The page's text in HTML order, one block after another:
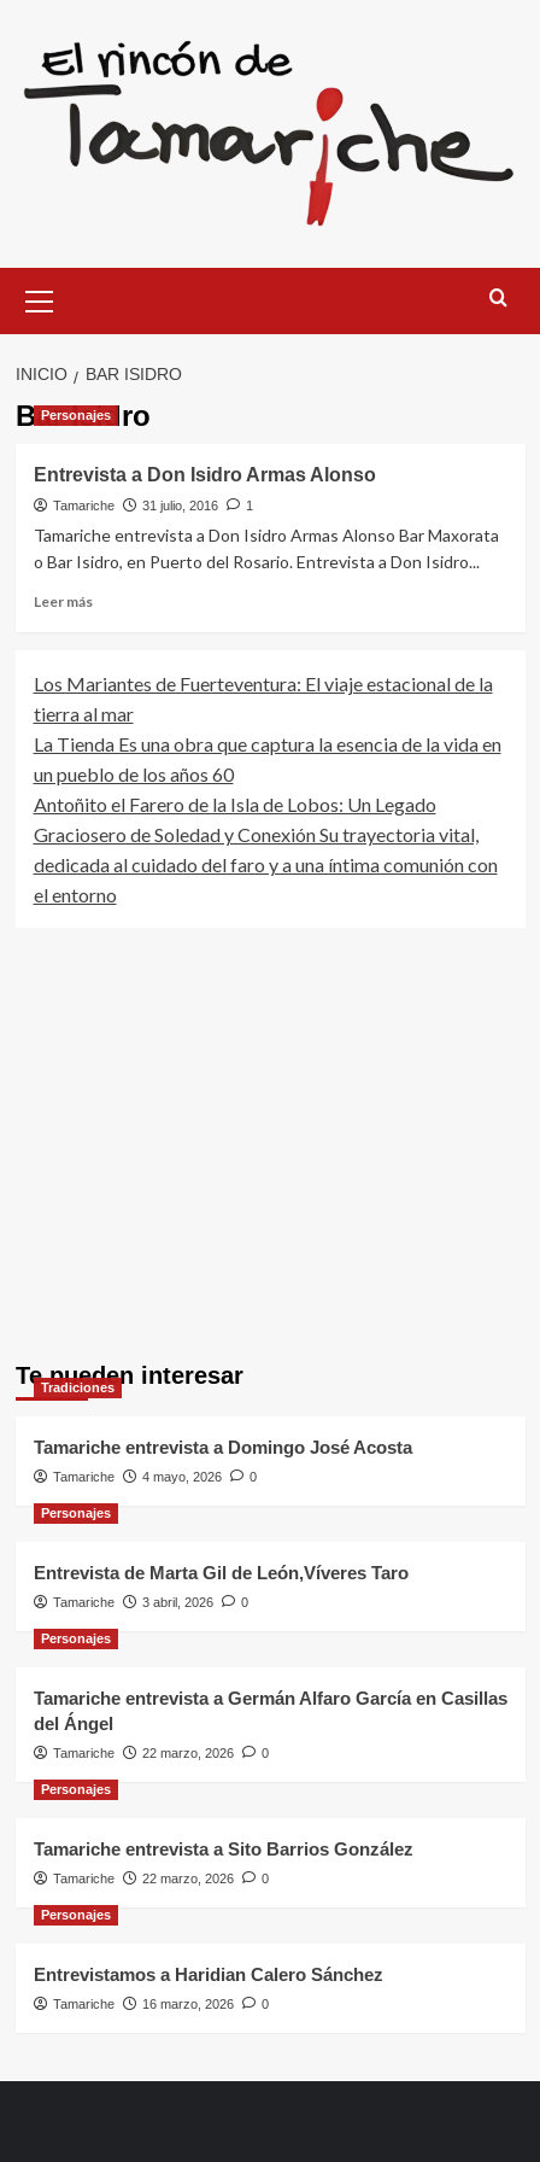
contenido
primario
INICIO BAR ISIDRO
Bar Isidro
Personajes
Entrevista a Don Isidro Armas Alonso
Tamariche 31 julio, 2016 1
Tamariche entrevista a Don Isidro Armas Alonso Bar Maxorata
o Bar Isidro, en Puerto del Rosario. Entrevista a Don Isidro...
Leer másLeer
a
Don
Isidro
Armas
Alonso
Los Mariantes de Fuerteventura: El viaje estacional de la
tierra al mar
La Tienda Es una obra que captura la esencia de la vida en
un pueblo de los años 60
Antoñito el Farero de la Isla de Lobos: Un Legado
Graciosero de Soledad y Conexión Su trayectoria vital,
dedicada al cuidado del faro y a una íntima comunión con
el entorno
Te pueden interesar
Tradiciones
Tamariche entrevista a Domingo José Acosta
Tamariche 4 mayo, 2026 0
Personajes
Entrevista de Marta Gil de León,Víveres Taro
Tamariche 3 abril, 2026 0
Personajes
Tamariche entrevista a Germán Alfaro García en Casillas
del Ángel
Tamariche 22 marzo, 2026 0
Personajes
Tamariche entrevista a Sito Barrios González
Tamariche 22 marzo, 2026 0
Personajes
Entrevistamos a Haridian Calero Sánchez
Tamariche 16 marzo, 2026 0